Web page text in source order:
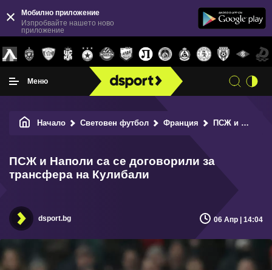
Мобилно приложение
Изпробвайте нашето ново
приложение
Меню
Начало Световен футбол Франция ПСЖ и Наполи са се договорили за трансфера на Кулибали
ПСЖ и Наполи са се договорили за
трансфера на Кулибали
dsport.bg 06 Апр | 14:04